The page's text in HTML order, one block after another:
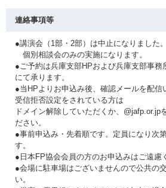
連絡事項等
●講演会（1部・2部）は中止になりました。
個別相談会のみの実施になります。
●ご予約は兵庫支部HPおよび兵庫支部事務
にて承ります。
●当HPよりお申込み後、確認メールを配信
受信拒否設定をされている方は
ドメイン解除していただくか、@jafp.or.jp
ださい。
●事前申込み・先着順です。定員になり次
す。
●日本FP協会会員の方のお申込みはご遠慮
●会場に駐車場はございませんので公共の
い。